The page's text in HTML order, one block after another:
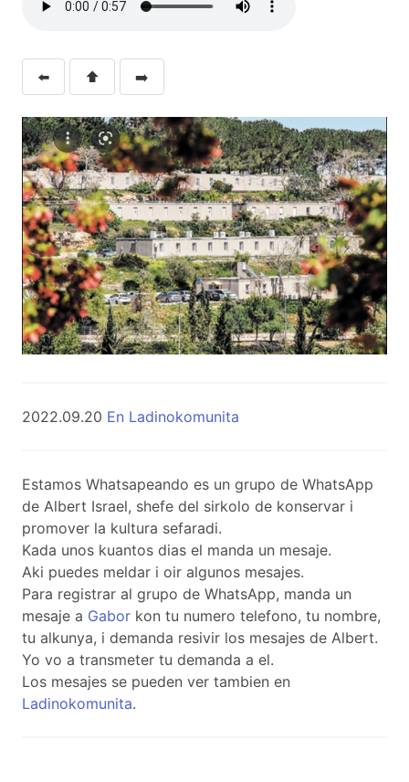
⬅️ ⬆️ ➡️
2022.09.20 En Ladinokomunita
Estamos Whatsapeando es un grupo de WhatsApp
de Albert Israel, shefe del sirkolo de konservar i
promover la kultura sefaradi.
Kada unos kuantos dias el manda un mesaje.
Aki puedes meldar i oir algunos mesajes.
Para registrar al grupo de WhatsApp, manda un
mesaje a Gabor kon tu numero telefono, tu nombre,
tu alkunya, i demanda resivir los mesajes de Albert.
Yo vo a transmeter tu demanda a el.
Los mesajes se pueden ver tambien en
Ladinokomunita.